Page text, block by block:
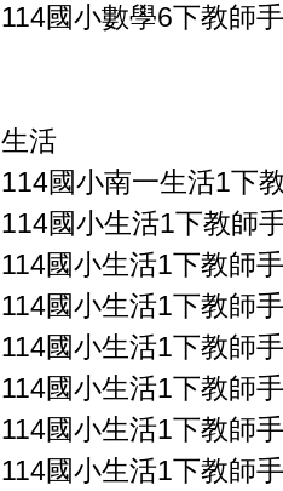
114國小數學6下教師
生活
114國小南一生活1下
114國小生活1下教師
114國小生活1下教師
114國小生活1下教師
114國小生活1下教師
114國小生活1下教師
114國小生活1下教師
114國小生活1下教師